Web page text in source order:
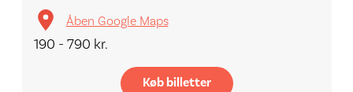
Åben Google Maps
190 - 790 kr.
Køb billetter